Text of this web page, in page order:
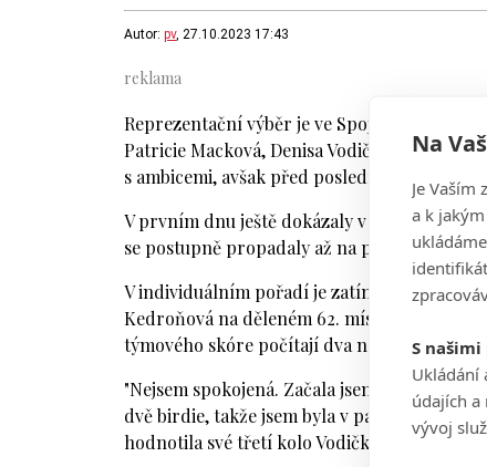
Na
Je
a k
S
Ukládání
údajích a
vývoj
Autor: pv, 27.10.2023 17:43
Reprezentační výběr je ve Spojených
Patricie Macková, Denisa Vodičková a
s ambicemi, avšak před posledním hracím
V prvním dnu ještě dokázaly v silné
se postupně propadaly až na průběžné 28.
V individuálním pořadí je zatím nejlepší z
Kedroňová na děleném 62. místě (+5, 73, 75,
týmového skóre počítají dva nejlepší
"Nejsem spokojená. Začala jsem docela
dvě birdie, takže jsem byla v paru, ale pak
hodnotila své třetí kolo Vodičková pro